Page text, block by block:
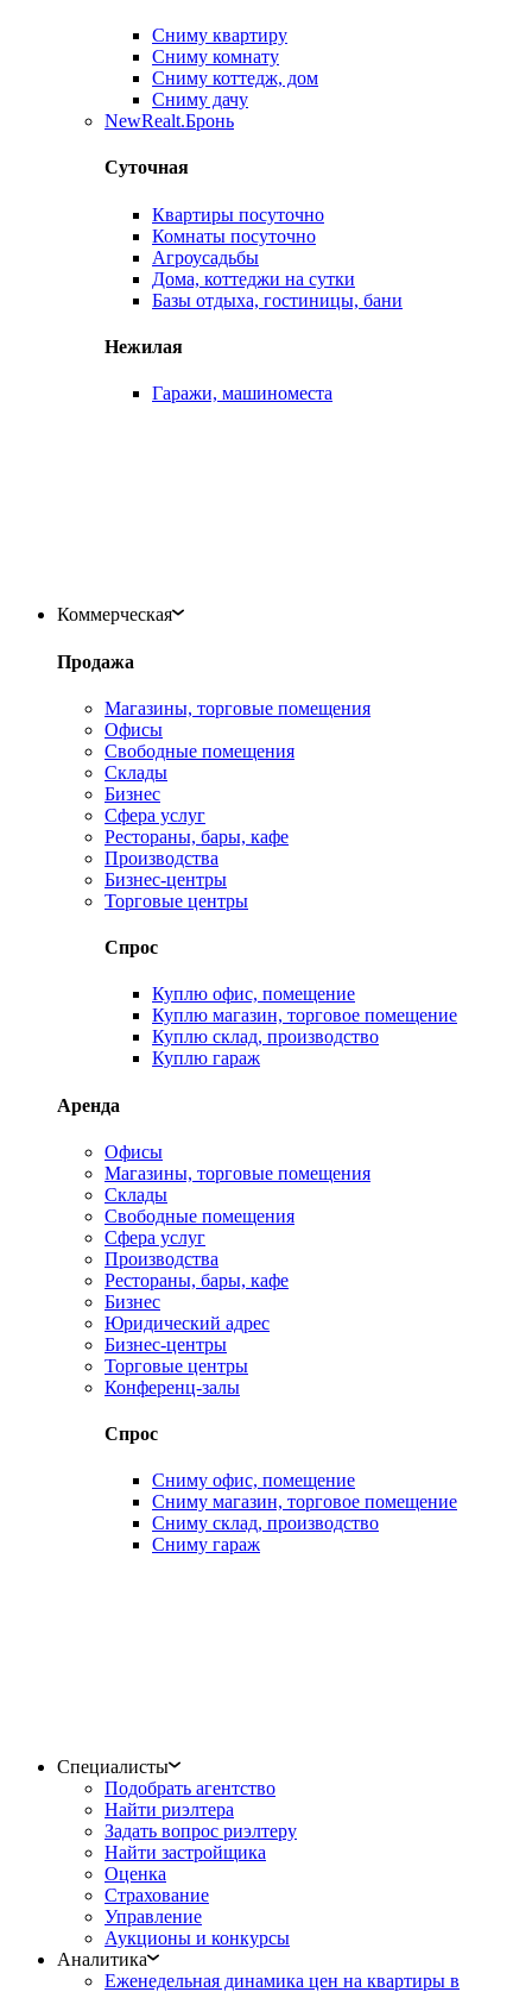
Сниму квартиру
Сниму комнату
Сниму коттедж, дом
Сниму дачу
NewRealt.Бронь
Суточная
Квартиры посуточно
Комнаты посуточно
Агроусадьбы
Дома, коттеджи на сутки
Базы отдыха, гостиницы, бани
Нежилая
Гаражи, машиноместа
Коммерческая
Продажа
Магазины, торговые помещения
Офисы
Свободные помещения
Склады
Бизнес
Сфера услуг
Рестораны, бары, кафе
Производства
Бизнес-центры
Торговые центры
Спрос
Куплю офис, помещение
Куплю магазин, торговое помещение
Куплю склад, производство
Куплю гараж
Аренда
Офисы
Магазины, торговые помещения
Склады
Свободные помещения
Сфера услуг
Производства
Рестораны, бары, кафе
Бизнес
Юридический адрес
Бизнес-центры
Торговые центры
Конференц-залы
Спрос
Сниму офис, помещение
Сниму магазин, торговое помещение
Сниму склад, производство
Сниму гараж
Специалисты
Подобрать агентство
Найти риэлтера
Задать вопрос риэлтеру
Найти застройщика
Оценка
Страхование
Управление
Аукционы и конкурсы
Аналитика
Еженедельная динамика цен на квартиры в